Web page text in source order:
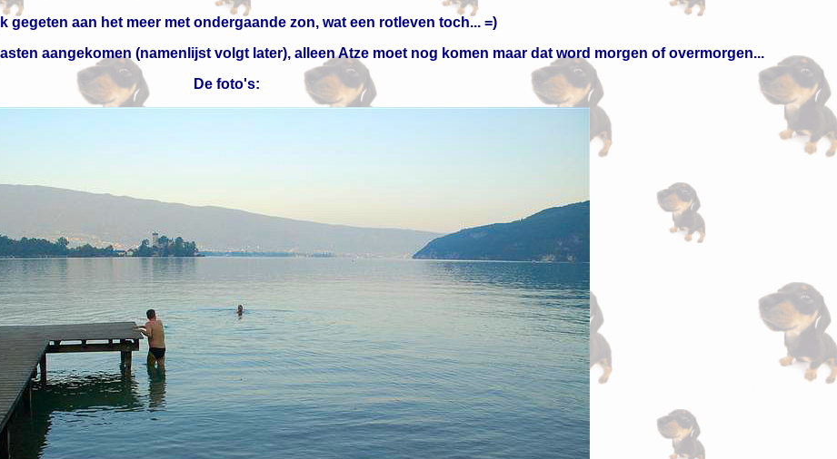
gegeten aan het meer met ondergaande zon, wat een rotleven toch... =)
aangekomen (namenlijst volgt later), alleen Atze moet nog komen maar dat word morgen of overmorgen...
De foto's: